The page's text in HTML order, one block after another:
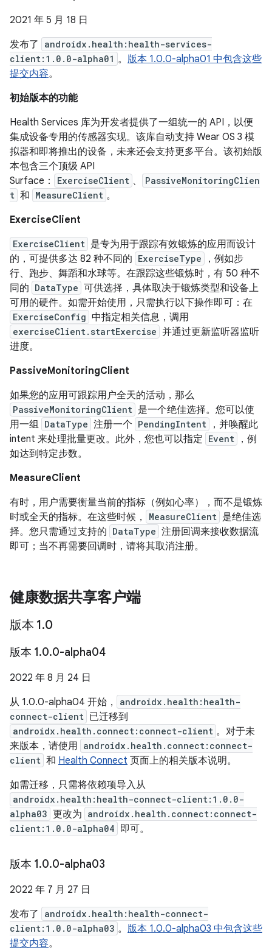
2021 年 5 月 18 日
发布了
androidx.health:health-services-
client:1.0.0-alpha01 。 版本 1.0.0-alpha01 中包含这些
提交内容。
初始版本的功能
Health Services 库为开发者提供了一组统一的 API，以便
集成设备专用的传感器实现。该库自动支持 Wear OS 3 模
拟器和即将推出的设备，未来还会支持更多平台。该初始版
本包含三个顶级 API
Surface：
ExerciseClient 、
PassiveMonitoringClien
t 和 MeasureClient 。
ExerciseClient
ExerciseClient 是专为用于跟踪有效锻炼的应用而设计
的，可提供多达 82 种不同的 ExerciseType
，例如步
行、跑步、舞蹈和水球等。在跟踪这些锻炼时，有 50 种不
同的 DataType 可供选择，具体取决于锻炼类型和设备上
可用的硬件。如需开始使用，只需执行以下操作即可：在
ExerciseConfig 中指定相关信息，调用
exerciseClient.startExercise 并通过更新监听器监听
进度。
PassiveMonitoringClient
如果您的应用可跟踪用户全天的活动，那么
PassiveMonitoringClient 是一个绝佳选择。您可以使
用一组 DataType 注册一个 PendingIntent
，并唤醒此
intent 来处理批量更改。此外，您也可以指定 Event
，例
如达到特定步数。
MeasureClient
有时，用户需要衡量当前的指标（例如心率），而不是锻炼
时或全天的指标。在这些时候，
MeasureClient 是绝佳选
择。您只需通过支持的 DataType 注册回调来接收数据流
即可；当不再需要回调时，请将其取消注册。
健康数据共享客户端
版本 1.0
版本 1.0.0-alpha04
2022 年 8 月 24 日
从 1.0.0-alpha04 开始，
androidx.health:health-
connect-client 已迁移到
androidx.health.connect:connect-client 。对于未
来版本，请使用 androidx.health.connect:connect-
client 和 Health Connect 页面上的相关版本说明。
如需迁移，只需将依赖项导入从
androidx.health:health-connect-client:1.0.0-
alpha03 更改为 androidx.health.connect:connect-
client:1.0.0-alpha04 即可。
版本 1.0.0-alpha03
2022 年 7 月 27 日
发布了
androidx.health:health-connect-
client:1.0.0-alpha03 。 版本 1.0.0-alpha03 中包含这些
提交内容。